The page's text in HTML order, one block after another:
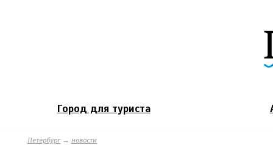
Город для туриста
Петербург→ новости